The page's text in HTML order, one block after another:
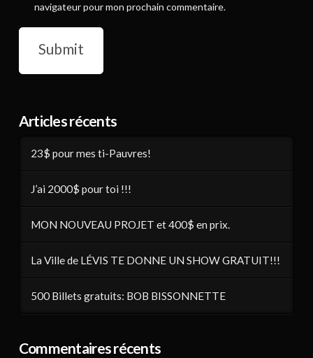
navigateur pour mon prochain commentaire.
Articles récents
23$ pour mes ti-Pauvres!
J’ai 2000$ pour toi !!!
MON NOUVEAU PROJET et 400$ en prix.
La Ville de LÉVIS TE DONNE UN SHOW GRATUIT!!!
500 Billets gratuits: BOB BISSONNETTE
Commentaires récents